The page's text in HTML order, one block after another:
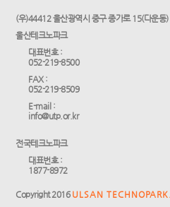
(우)44412 울산광역시 중구 종가로 15(다운동
울산테크노파크
대표번호 :
052-219-8500
FAX :
052-219-8509
E-mail :
info@utp.or.kr
전국테크노파크
대표번호 :
1877-8972
Copyright 2016 ULSAN TECHNOPARK.